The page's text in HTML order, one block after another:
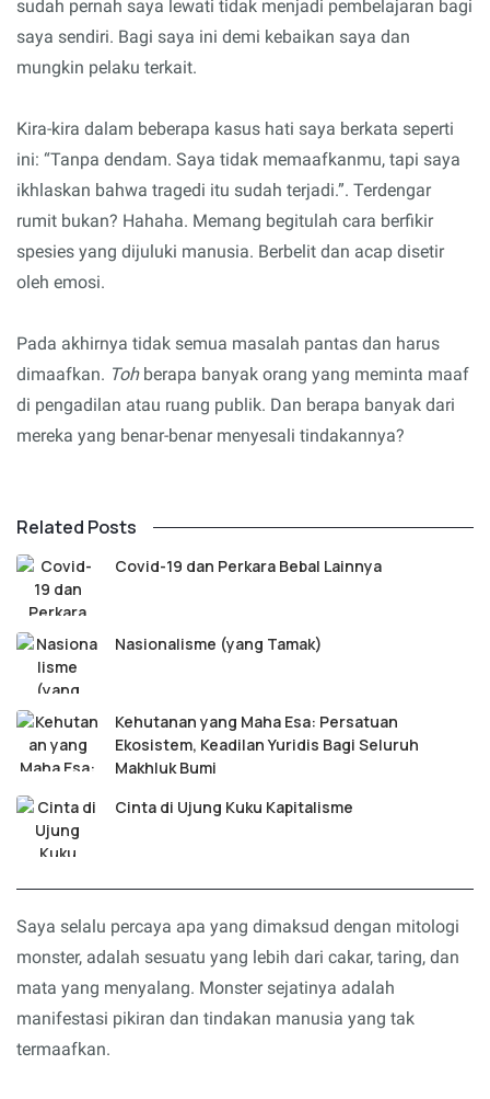
sudah pernah saya lewati tidak menjadi pembelajaran bagi
saya sendiri. Bagi saya ini demi kebaikan saya dan
mungkin pelaku terkait.
Kira-kira dalam beberapa kasus hati saya berkata seperti
ini: “Tanpa dendam. Saya tidak memaafkanmu, tapi saya
ikhlaskan bahwa tragedi itu sudah terjadi.”. Terdengar
rumit bukan? Hahaha. Memang begitulah cara berfikir
spesies yang dijuluki manusia. Berbelit dan acap disetir
oleh emosi.
Pada akhirnya tidak semua masalah pantas dan harus
dimaafkan. Tohberapa banyak orang yang meminta maaf
di pengadilan atau ruang publik. Dan berapa banyak dari
mereka yang benar-benar menyesali tindakannya?
Related Posts
Covid-19 dan Perkara Bebal Lainnya
Nasionalisme (yang Tamak)
Kehutanan yang Maha Esa: Persatuan
Ekosistem, Keadilan Yuridis Bagi Seluruh
Makhluk Bumi
Cinta di Ujung Kuku Kapitalisme
Saya selalu percaya apa yang dimaksud dengan mitologi
monster, adalah sesuatu yang lebih dari cakar, taring, dan
mata yang menyalang. Monster sejatinya adalah
manifestasi pikiran dan tindakan manusia yang tak
termaafkan.